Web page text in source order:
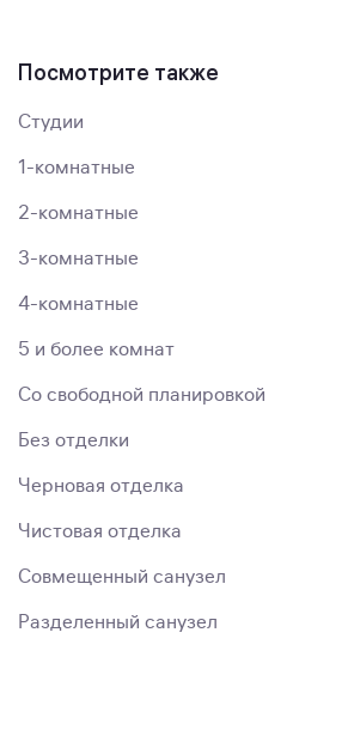
Посмотрите также
Студии
1-комнатные
2-комнатные
3-комнатные
4-комнатные
5 и более комнат
Со свободной планировкой
Без отделки
Черновая отделка
Чистовая отделка
Совмещенный санузел
Разделенный санузел